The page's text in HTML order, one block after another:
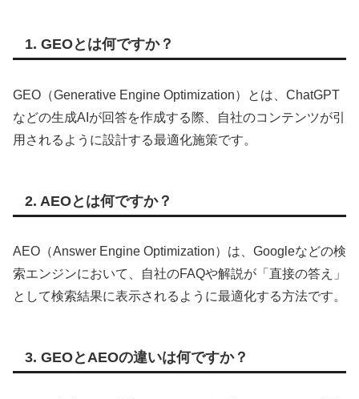
1. GEOとは何ですか？
GEO（Generative Engine Optimization）とは、ChatGPT
などの生成AIが回答を作成する際、自社のコンテンツが引
用されるように設計する最適化施策です。
2. AEOとは何ですか？
AEO（Answer Engine Optimization）は、Googleなどの検
索エンジンにおいて、自社のFAQや解説が「直接の答え」
として検索結果に表示されるように最適化する方法です。
3. GEOとAEOの違いは何ですか？